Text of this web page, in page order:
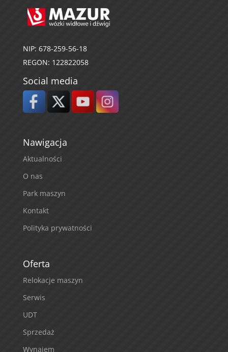
NIP: 678-259-56-18
REGON: 122822058
Social media
Nawigacja
Aktualności
O nas
Park maszyn
Kontakt
Polityka prywatności
Oferta
Relokacje maszyn
Serwis
UDT
Sprzedaż
Wynajem